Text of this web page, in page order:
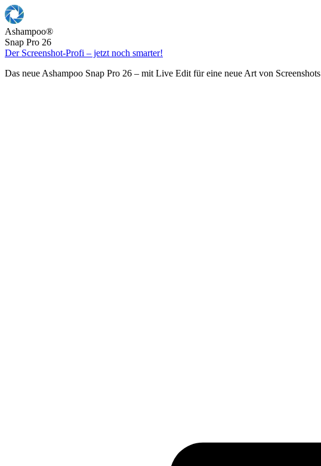
Ashampoo®
Snap Pro 26
Der Screenshot-Profi – jetzt noch smarter!
Das neue Ashampoo Snap Pro 26 – mit Live Edit für eine neue Art von Screenshots